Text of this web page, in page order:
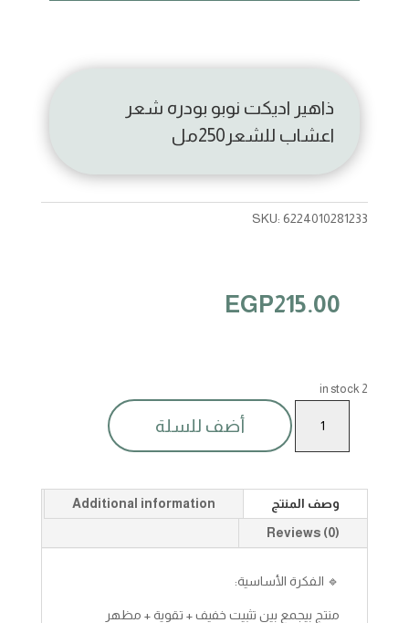
ذاهير اديكت نوبو بودره شعر
اعشاب للشعر250مل
SKU:6224010281233
EGP215.00
2 in stock
اديكت
اعشاب
للشعر250مل
quantity
أضف للسلة
وصف المنتج
Additional information
Reviews (0)
🔹 الفكرة الأساسية:
منتج بيجمع بين تثبيت خفيف + تقوية + مظهر